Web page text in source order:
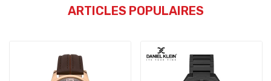
ARTICLES POPULAIRES